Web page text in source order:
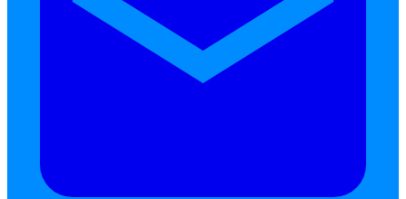
แบบฟอร์มประเมินพนักงาน
บริการรับทำเงินเดือน